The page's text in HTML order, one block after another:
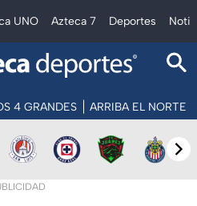
UNO Azteca 7 Deportes
4 GRANDES ARRIBA EL NORTE